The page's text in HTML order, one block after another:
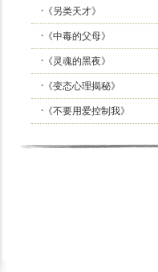
·《另类天才》
·《中毒的父母》
·《灵魂的黑夜》
·《变态心理揭秘》
·《不要用爱控制我》